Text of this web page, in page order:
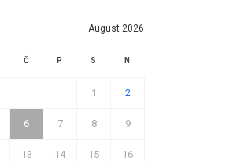
August 2026
Č P S N
1 2
6 7 8 9
13 14 15 16